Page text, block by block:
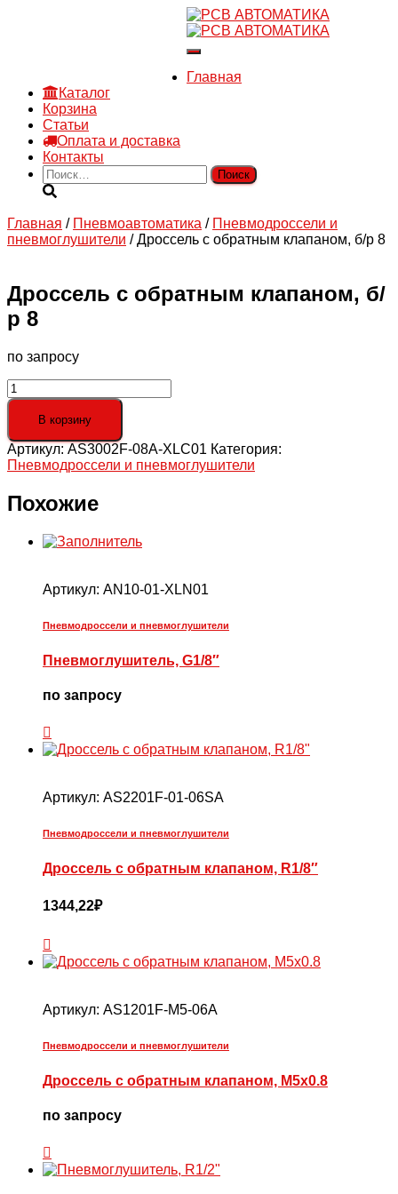
Войти
Переключить
навигацию
Главная
Каталог
Корзина
Статьи
Оплата и доставка
Контакты
Найти:
Главная / Пневмоавтоматика / Пневмодроссели и
пневмоглушители / Дроссель с обратным клапаном, б/р 8
Дроссель с обратным клапаном, б/
р 8
по запросу
Количество
товара
Дроссель
с
обратным
клапаном,
р
8
В корзину
Артикул: AS3002F-08A-XLC01 Категория:
Пневмодроссели и пневмоглушители
Похожие
Артикул: AN10-01-XLN01
Пневмодроссели и пневмоглушители
Пневмоглушитель, G1/8″
по запросу
Артикул: AS2201F-01-06SA
Пневмодроссели и пневмоглушители
Дроссель с обратным клапаном, R1/8″
1344,22₽
Артикул: AS1201F-M5-06A
Пневмодроссели и пневмоглушители
Дроссель с обратным клапаном, М5х0.8
по запросу